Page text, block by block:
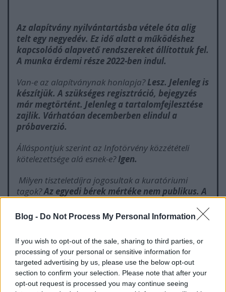
Blog - Do Not Process My Personal Information
If you wish to opt-out of the sale, sharing to third parties, or
processing of your personal or sensitive information for
targeted advertising by us, please use the below opt-out
section to confirm your selection. Please note that after your
opt-out request is processed you may continue seeing
Az alapítvány nyilvántartásba vétele óta alig
telt egy negyedév. Ez idő alatt a működéshez
kapcsolódó alapvető rendszereket állítottuk fel.
A munka érdemi része 2022-ben indul.
Van-e az alapítványnak honlapja?Lesz. Jelenleg is
készítjük. A szükséges regisztráció, bejegyzés
már megtörtént. Jelenleg a tartalomfejlesztése
zajlik. Várhatóan decemberben elindul a
próbaverzió.
Álláspontjuk szerint az Infotörvény közzétételi
kötelezettsége alá esnek-e?Igen.
Milyen tiszteletdíjra jogosultak a kuratóriumi
tagok?Az egyedi bérek mértéke nem publikus. A
össztömegét kell nyilvánosságra hozni. De
nekünk titkolni valónk nincs: a Kuratórium
tagjai a mindenkori minimálbér ötszörösét, a
Felügyelő Bizottság tagjai a mindenkori
minimálbér háromszorosát kapják
tiszteletdíjként havonta.